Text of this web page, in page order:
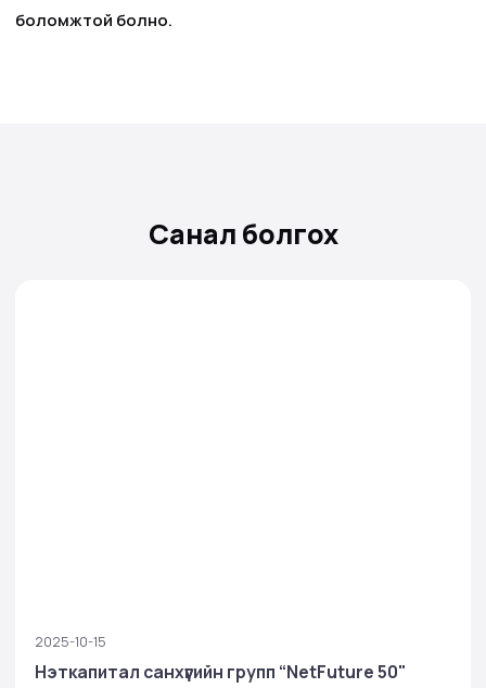
боломжтой болно.
Санал болгох
2025-10-15
Нэткапитал санхүүгийн групп “NetFuture 50"